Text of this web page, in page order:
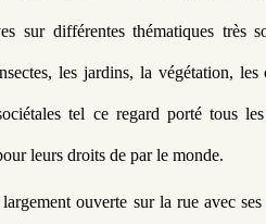
sur différentes thématiques très
les jardins, la végétation, les
tel ce regard porté tous
leurs droits de par le monde.
ouverte sur la rue avec